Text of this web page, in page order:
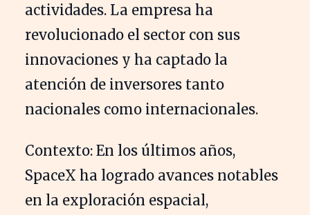
actividades. La empresa ha
revolucionado el sector con sus
innovaciones y ha captado la
atención de inversores tanto
nacionales como internacionales.
Contexto: En los últimos años,
SpaceX ha logrado avances notables
en la exploración espacial,